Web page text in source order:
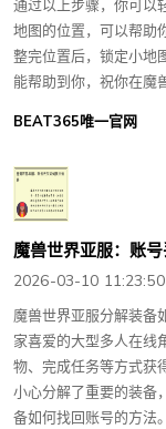
通过以上步骤，你可以
地图的位置，可以帮助
整完位置后，锁定小地
能帮助到你，祝你在魔
BEAT365唯一官网
魔兽世界亚服：账
2026-03-10 11:23:50
魔兽世界亚服分解装备
家喜爱的大型多人在线
物、完成任务等方式获
小心分解了重要的装备
备如何找回账号的方法